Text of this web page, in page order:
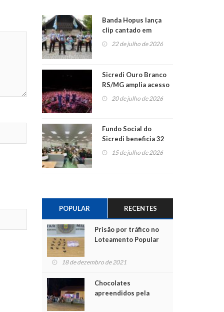
Banda Hopus lança
clip cantado em
alemão e inglês
22 de julho de 2026
Sicredi Ouro Branco
RS/MG amplia acesso
ao show dos 45 anos
para mais associados
20 de julho de 2026
Fundo Social do
Sicredi beneficia 32
projetos em
15 de julho de 2026
POPULAR RECENTES
Prisão por tráfico no
Loteamento Popular
18 de dezembro de 2021
Chocolates
apreendidos pela